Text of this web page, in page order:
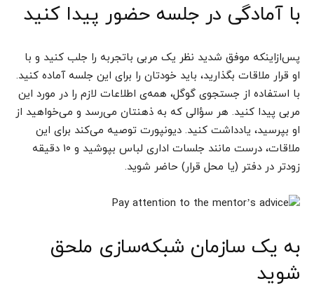
با آمادگی در جلسه حضور پیدا کنید
پس‌ازاینکه موفق شدید نظر یک مربی باتجربه را جلب کنید و با
او قرار ملاقات بگذارید، باید خودتان را برای این جلسه آماده کنید.
با استفاده از جستجوی گوگل، همه‌ی اطلاعات لازم را در مورد این
مربی پیدا کنید. هر سؤالی که به ذهنتان می‌رسد و می‌خواهید از
او بپرسید، یادداشت کنید. دیونپورت توصیه می‌کند برای این
ملاقات، درست مانند جلسات اداری لباس بپوشید و ۱۰ دقیقه
زودتر در دفتر (یا محل قرار) حاضر شوید.
به یک سازمان شبکه‌سازی ملحق
شوید